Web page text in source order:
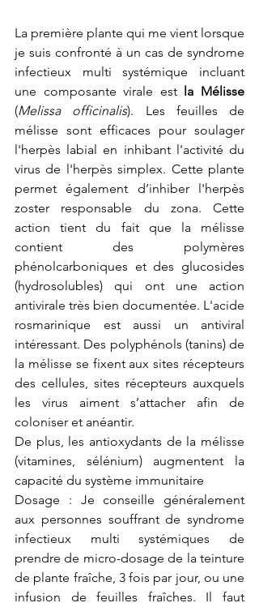
La première plante qui me vient lorsque
je suis confronté à un cas de syndrome
infectieux multi systémique incluant
une composante virale est
(Melissa officinalis). Les feuilles de
mélisse sont efficaces pour soulager
l'herpès labial en inhibant l'activité du
virus de l'herpès simplex. Cette plante
permet également d’inhiber l'herpès
zoster responsable du zona. Cette
action tient du fait que la mélisse
contient des polymères
phénolcarboniques et des glucosides
(hydrosolubles) qui ont une action
antivirale très bien documentée. L'acide
rosmarinique est aussi un antiviral
intéressant. Des polyphénols (tanins) de
la mélisse se fixent aux sites récepteurs
des cellules, sites récepteurs auxquels
les virus aiment s’attacher afin de
coloniser et anéantir.
De plus, les antioxydants de la mélisse
(vitamines, sélénium) augmentent la
capacité du système immunitaire
Dosage : Je conseille généralement
aux personnes souffrant de syndrome
infectieux multi systémiques de
prendre de micro-dosage de la teinture
de plante fraîche, 3 fois par jour, ou une
infusion de feuilles fraîches. Il faut